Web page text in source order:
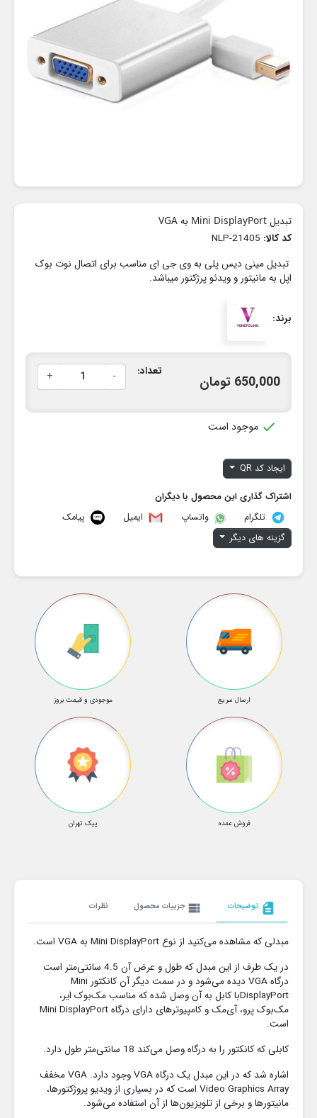
تبدیل Mini DisplayPort به VGA
کد کالا:
تبدیل مینی دیس پلی به وی جی ای مناسب برای اتصال نوت بوک
اپل به مانیتور و ویدئو پرژکتور میباشد.
برند:
650,000 تومان
تعداد: -
+
 موجود است
ایجاد کد QR
اشتراک گذاری این محصول با دیگران
تلگرام
واتساپ ایمیل
پیامک
گزینه های دیگر
ارسال سریع موجودی و قیمت بروز
فروش عمده پیک تهران
description توضیحات view_list جزییات محصول نظرات
مبدلی که مشاهده می‌کنید از نوع Mini DisplayPort به VGA است.
در یک طرف از این مبدل که طول و عرض آن 4.5 سانتی‌متر است
درگاه VGA دیده می‌شود و در سمت دیگر آن کانکتور Mini
DisplayPortبا کابل به آن وصل شده که مناسب مک‌بوک ایر،
مک‌بوک پرو، آی‌مک و کامپیوترهای دارای درگاه Mini DisplayPort
است.
کابلی که کانکتور را به درگاه وصل می‌کند 18 سانتی‌متر طول دارد.
اشاره شد که در این مبدل یک درگاه VGA وجود دارد. VGA مخفف
Video Graphics Array است که در بسیاری از ویدیو پروژکتورها،
مانیتورها و برخی از تلویزیون‌ها از آن استفاده می‌شود.